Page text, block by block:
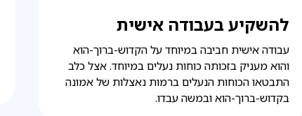
להשקיע בעבודה אישית
עבודה אישית חביבה במיוחד על הקדוש-ברוך-הוא
והוא מעניק בזכותה כוחות נעלים במיוחד. אצל כלב
התבטאו הכוחות הנעלים ברמות נאצלות של אמונה
בקדוש-ברוך-הוא ובמשה עבדו.